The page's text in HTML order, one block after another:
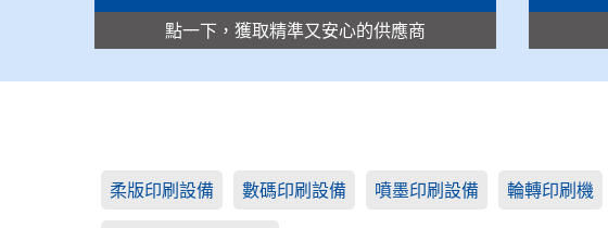
點一下，獲取精準又安心的供應商
柔版印刷設備 數碼印刷設備 噴墨印刷設備 輪轉印刷機